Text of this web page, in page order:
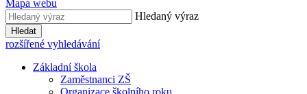
Mapa webu
Hledaný výraz
Hledat
rozšířené vyhledávání
Základní škola
Zaměstnanci ZŠ
Organizace školního roku